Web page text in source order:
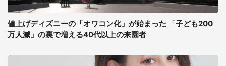
値上げディズニーの「オワコン化」が始まった 「子ども200
万人減」の裏で増える40代以上の来園者